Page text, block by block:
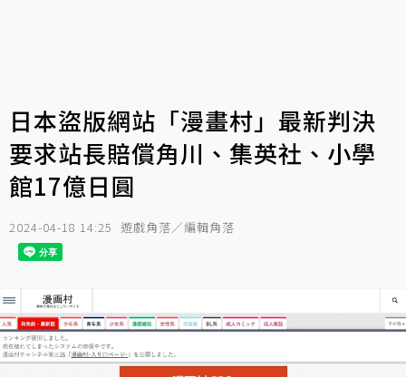
日本盜版網站「漫畫村」最新判決
要求站長賠償角川、集英社、小學
館17億日圓
2024-04-18 14:25 遊戲角落／編輯角落